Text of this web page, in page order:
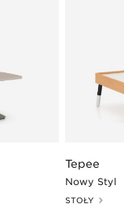
Tepee
Nowy Styl
STOŁY